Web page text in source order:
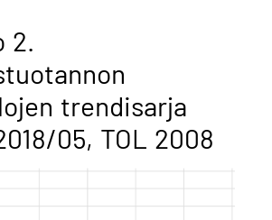
2.
trendisarja
05, TOL 2008